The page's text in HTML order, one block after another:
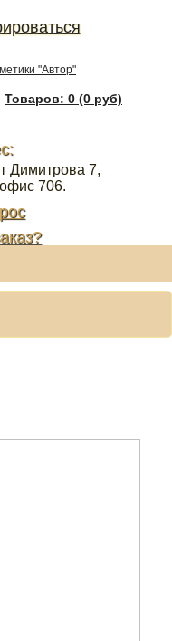
Товаров: 0 (0 руб)
Димитрова 7,
706.